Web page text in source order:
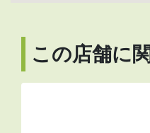
この店舗に